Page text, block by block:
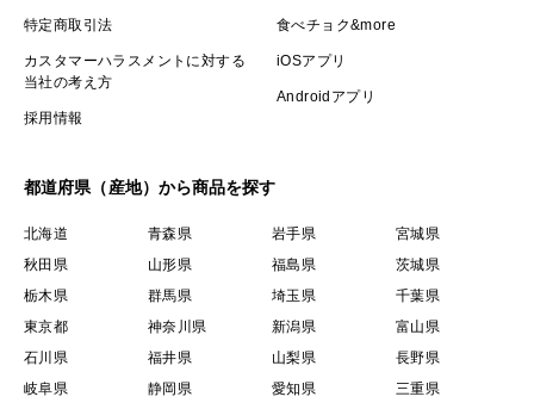
特定商取引法
カスタマーハラスメントに対する
当社の考え方
採用情報
食べチョク&more
iOSアプリ
Androidアプリ
都道府県（産地）から商品を探す
北海道 青森県 岩手県
宮城県
秋田県
山形県 福島県
茨城県
栃木県
群馬県 埼玉県
千葉県
東京都
神奈川県 新潟県
富山県
石川県
福井県 山梨県
長野県
岐阜県
静岡県 愛知県
三重県